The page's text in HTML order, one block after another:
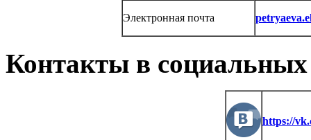
Электронная почта
Контакты в социальных
https://